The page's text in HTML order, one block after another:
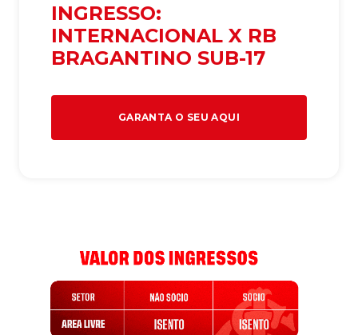
INGRESSO:
INTERNACIONAL X RB
BRAGANTINO SUB-17
GARANTA O SEU AQUI